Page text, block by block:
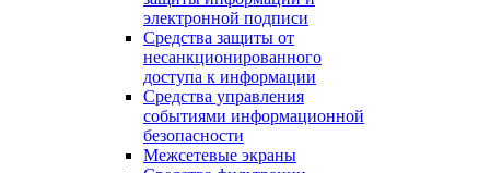
электронной подписи
Средства защиты от
несанкционированного
доступа к информации
Средства управления
событиями информационной
безопасности
Межсетевые экраны